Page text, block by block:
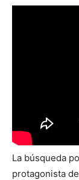
La búsqueda
protagonista